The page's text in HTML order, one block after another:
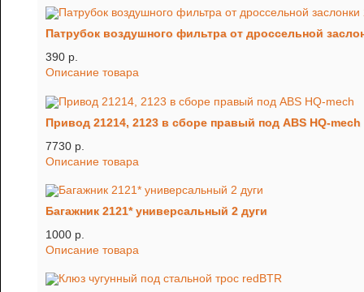
Патрубок воздушного фильтра от дроссельной
390 p.
Описание товара
Привод 21214, 2123 в сборе правый под ABS HQ-mech
7730 p.
Описание товара
Багажник 2121* универсальный 2 дуги
1000 p.
Описание товара